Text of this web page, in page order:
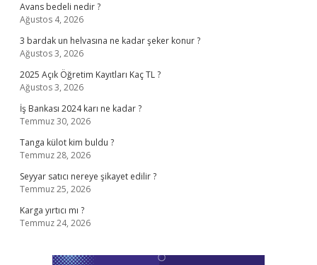
Avans bedeli nedir ?
Ağustos 4, 2026
3 bardak un helvasına ne kadar şeker konur ?
Ağustos 3, 2026
2025 Açık Öğretim Kayıtları Kaç TL ?
Ağustos 3, 2026
İş Bankası 2024 karı ne kadar ?
Temmuz 30, 2026
Tanga külot kim buldu ?
Temmuz 28, 2026
Seyyar satıcı nereye şikayet edilir ?
Temmuz 25, 2026
Karga yırtıcı mı ?
Temmuz 24, 2026